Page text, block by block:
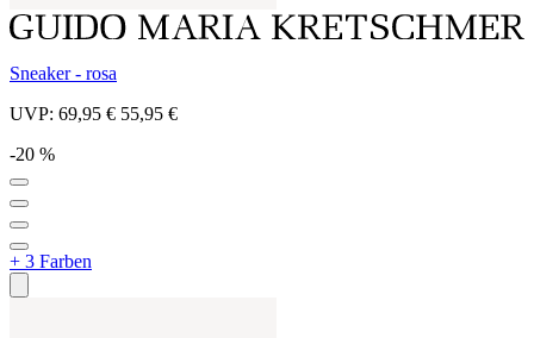
Sneaker - rosa
UVP: 69,95 € 55,95 €
-20 %
+ 3 Farben